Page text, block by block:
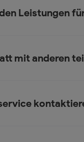
Leistungen
mit anderen